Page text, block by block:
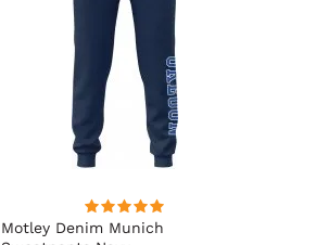
Motley Denim Munich